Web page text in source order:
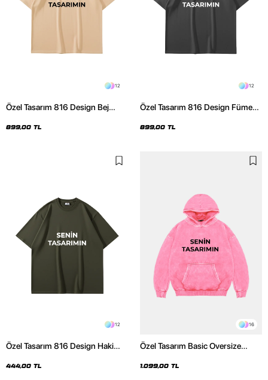
12
Özel Tasarım 816 Design Bej
899,00 TL
12
Özel Tasarım 816 Design Füme
899,00 TL
12
Özel Tasarım 816 Design Haki
444,00 TL
16
Özel Tasarım Basic Oversize
1.099,00 TL